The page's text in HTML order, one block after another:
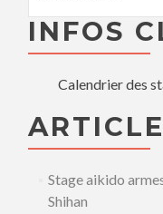
INFOS
Calendrier des
Stage aikido
Shihan